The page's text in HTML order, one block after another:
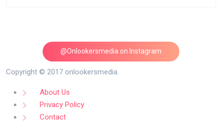
@Onlookersmedia on Instagram
Follow on Instagram
Copyright © 2017 onlookersmedia.
About Us
Privacy Policy
Contact